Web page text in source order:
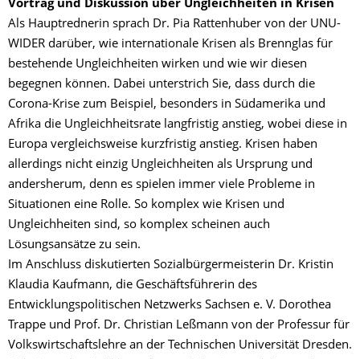
Vortrag und Diskussion über Ungleichheiten in Krisen
Als Hauptrednerin sprach Dr. Pia Rattenhuber von der UNU-
WIDER darüber, wie internationale Krisen als Brennglas für
bestehende Ungleichheiten wirken und wie wir diesen
begegnen können. Dabei unterstrich Sie, dass durch die
Corona-Krise zum Beispiel, besonders in Südamerika und
Afrika die Ungleichheitsrate langfristig anstieg, wobei diese in
Europa vergleichsweise kurzfristig anstieg. Krisen haben
allerdings nicht einzig Ungleichheiten als Ursprung und
andersherum, denn es spielen immer viele Probleme in
Situationen eine Rolle. So komplex wie Krisen und
Ungleichheiten sind, so komplex scheinen auch
Lösungsansätze zu sein.
Im Anschluss diskutierten Sozialbürgermeisterin Dr. Kristin
Klaudia Kaufmann, die Geschäftsführerin des
Entwicklungspolitischen Netzwerks Sachsen e. V. Dorothea
Trappe und Prof. Dr. Christian Leßmann von der Professur für
Volkswirtschaftslehre an der Technischen Universität Dresden.